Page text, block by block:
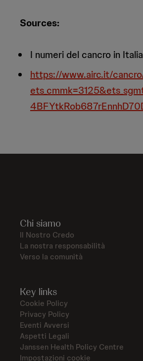
Sources:
I numeri del cancro in
https://www.airc.it/
Chi siamo
Il Nostro Credo
La nostra responsabilità
Verso la comunità
Key links
Cookie Policy
Privacy Policy
Eventi Avversi
Aspetti Legali
Janssen Health Policy Centre
Impostazioni cookie